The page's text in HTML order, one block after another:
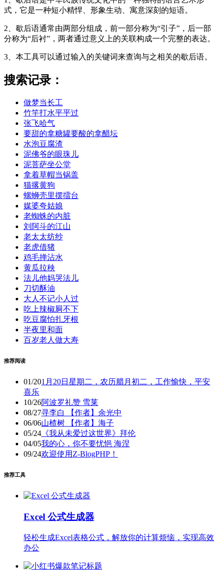
式，它是一种短小精悍、形象生动、寓意深刻的短语。
2、歇后语通常由两部分组成，前一部分称为“引子”，后一部
分称为“后衬”，两者通过意义上的关联构成一个完整的表达。
3、本工具可以通过输入的关键词来查询与之相关的歇后语。
搜索记录：
做梦当长工
竹竿打水平平过
张飞哈气
要甜的拿糖罐要酸的拿醋坛
水泡豆腐渣
泥佛爷的眼珠儿
泥菩萨坐公堂
拿着草帽当锅盖
猫撂黄狗
螺蛳壳里摆擂台
媒婆夸姑娘
老蜘蛛的内脏
刘阿斗的江山
老太太纺纱
老虎借猪
鸡毛掸沾水
黄瓜拉秧
法儿他妈哭法儿
刀切酥油
大人不记小人过
吃上辣椒屙不下
吃豆腐怕扎牙根
半夜里和面
百岁老人做大寿
推荐阅读
01/201月20日星期二，农历腊月初二，工作愉快，平安
喜乐
10/26阿波罗礼赞 雪莱
08/27寻李白 【作者】余光中
06/06山楂树 【作者】海子
05/24 《我从未爱过这世界》拜伦
04/05我的心，你不要忧悒 海涅
09/24欢迎使用Z-BlogPHP！
推荐工具
Excel 公式生成器
轻松生成Excel表格公式，解放你的计算烦恼，实现高效
办公